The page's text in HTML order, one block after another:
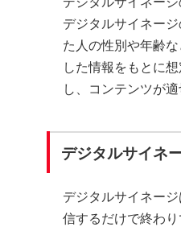
デジタルサイネー
た人の性別や年齢
した情報をもとに
し、コンテンツが
デジタルサイネ
デジタルサイネー
信するだけで終わ